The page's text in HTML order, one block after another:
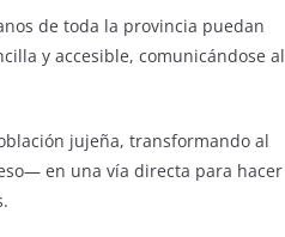
de toda la provincia puedan
y accesible, comunicándose al
jujeña, transformando al
en una vía directa para hacer